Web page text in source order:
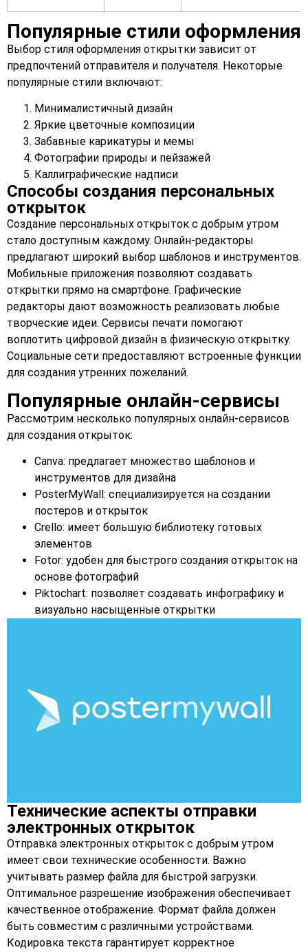
Популярные стили оформления
Выбор стиля оформления открытки зависит от
предпочтений отправителя и получателя. Некоторые
популярные стили включают:
Минималистичный дизайн
Яркие цветочные композиции
Забавные карикатуры и мемы
Фотографии природы и пейзажей
Каллиграфические надписи
Способы создания персональных
открыток
Создание персональных открыток с добрым утром
стало доступным каждому. Онлайн-редакторы
предлагают широкий выбор шаблонов и инструментов.
Мобильные приложения позволяют создавать
открытки прямо на смартфоне. Графические
редакторы дают возможность реализовать любые
творческие идеи. Сервисы печати помогают
воплотить цифровой дизайн в физическую открытку.
Социальные сети предоставляют встроенные функции
для создания утренних пожеланий.
Популярные онлайн-сервисы
Рассмотрим несколько популярных онлайн-сервисов
для создания открыток:
Canva: предлагает множество шаблонов и
инструментов для дизайна
PosterMyWall: специализируется на создании
постеров и открыток
Crello: имеет большую библиотеку готовых
элементов
Fotor: удобен для быстрого создания открыток на
основе фотографий
Piktochart: позволяет создавать инфографику и
визуально насыщенные открытки
Технические аспекты отправки
электронных открыток
Отправка электронных открыток с добрым утром
имеет свои технические особенности. Важно
учитывать размер файла для быстрой загрузки.
Оптимальное разрешение изображения обеспечивает
качественное отображение. Формат файла должен
быть совместим с различными устройствами.
Кодировка текста гарантирует корректное